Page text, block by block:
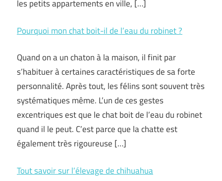
les petits appartements en ville, […]
Pourquoi mon chat boit-il de l’eau du robinet ?
Quand on a un chaton à la maison, il finit par
s’habituer à certaines caractéristiques de sa forte
personnalité. Après tout, les félins sont souvent très
systématiques même. L’un de ces gestes
excentriques est que le chat boit de l’eau du robinet
quand il le peut. C’est parce que la chatte est
également très rigoureuse […]
Tout savoir sur l’élevage de chihuahua